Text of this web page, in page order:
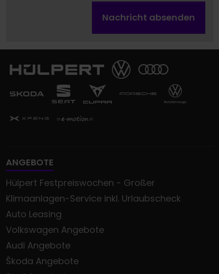
Nachricht absenden
ANGEBOTE
Hülpert Festpreiswochen - Großer
Klimaanlagen-Service inkl. Urlaubscheck
Auto Leasing
Volkswagen Angebote
Audi Angebote
Škoda Angebote